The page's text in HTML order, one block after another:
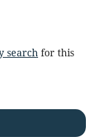
search for this